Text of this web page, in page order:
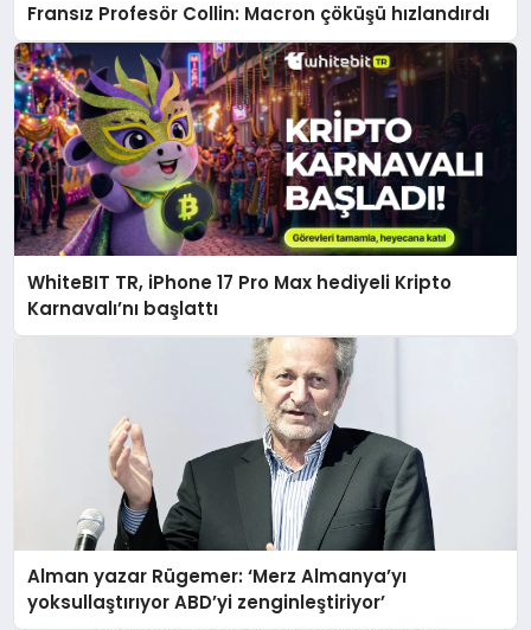
Fransız Profesör Collin: Macron çöküşü hızlandırdı
WhiteBIT TR, iPhone 17 Pro Max hediyeli Kripto
Karnavalı’nı başlattı
Alman yazar Rügemer: ‘Merz Almanya’yı
yoksullaştırıyor ABD’yi zenginleştiriyor’